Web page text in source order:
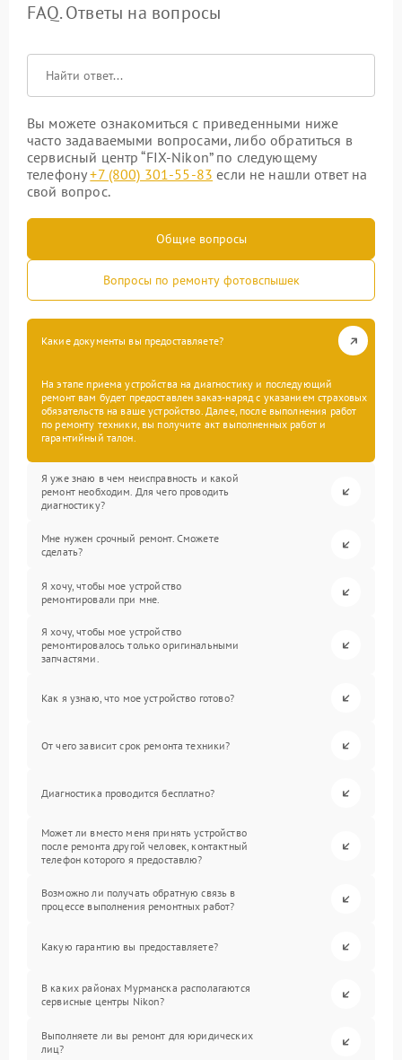
FAQ. Ответы на вопросы
Вы можете ознакомиться с приведенными ниже
часто задаваемыми вопросами, либо обратиться в
сервисный центр “FIX-Nikon” по следующему
телефону+7 (800) 301-55-83 если не нашли ответ на
свой вопрос.
Общие вопросы
Вопросы по ремонту фотовспышек
Какие документы вы предоставляете?
На этапе приема устройства на диагностику и последующий
ремонт вам будет предоставлен заказ-наряд с указанием страховых
обязательств на ваше устройство. Далее, после выполнения работ
по ремонту техники, вы получите акт выполненных работ и
гарантийный талон.
Я уже знаю в чем неисправность и какой
ремонт необходим. Для чего проводить
диагностику?
Мне нужен срочный ремонт. Сможете
сделать?
Я хочу, чтобы мое устройство
ремонтировали при мне.
Я хочу, чтобы мое устройство
ремонтировалось только оригинальными
запчастями.
Как я узнаю, что мое устройство готово?
От чего зависит срок ремонта техники?
Диагностика проводится бесплатно?
Может ли вместо меня принять устройство
после ремонта другой человек, контактный
телефон которого я предоставлю?
Возможно ли получать обратную связь в
процессе выполнения ремонтных работ?
Какую гарантию вы предоставляете?
В каких районах Мурманска располагаются
сервисные центры Nikon?
Выполняете ли вы ремонт для юридических
лиц?